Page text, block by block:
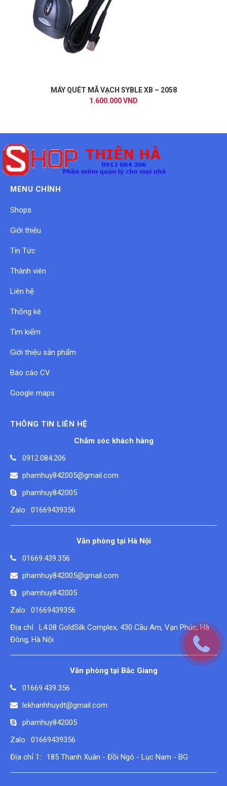
MÁY QUÉT MÃ VẠCH SYBLE XB – 2058
1.600.000 VND
MENU CHÍNH
Shops
Giới thiệu
Tin Tức
Thành viên
Liên hệ
Thống kê
Tìm kiếm
Giới thiệu sản phẩm
Báo cáo CV
Google maps
THÔNG TIN LIÊN HỆ
Chăm sóc khách hàng
0912.084.206
phamhuy842005@gmail.com
phamhuy842005
Zalo: 01669439356
Văn phòng tại Hà Nội
01669.439.356
phamhuy842005@gmail.com
phamhuy842005
Zalo: 01669439356
Địa chỉ: L4.08 GoldSilk Complex, 430 Cầu Am, Vạn Phúc, Hà
Đông, Hà Nội
Văn phòng tại Bắc Giang
01669.439.356
lekhanhhuydt@gmail.com
phamhuy842005
Zalo: 01669439356
Địa chỉ 1:: 185 Thanh Xuân - Đồi Ngô - Lục Nam - BG